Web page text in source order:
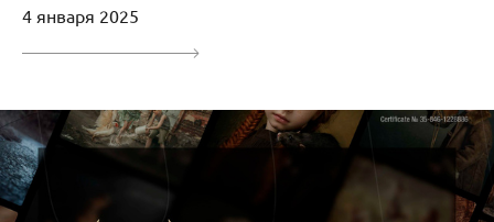
4 января 2025